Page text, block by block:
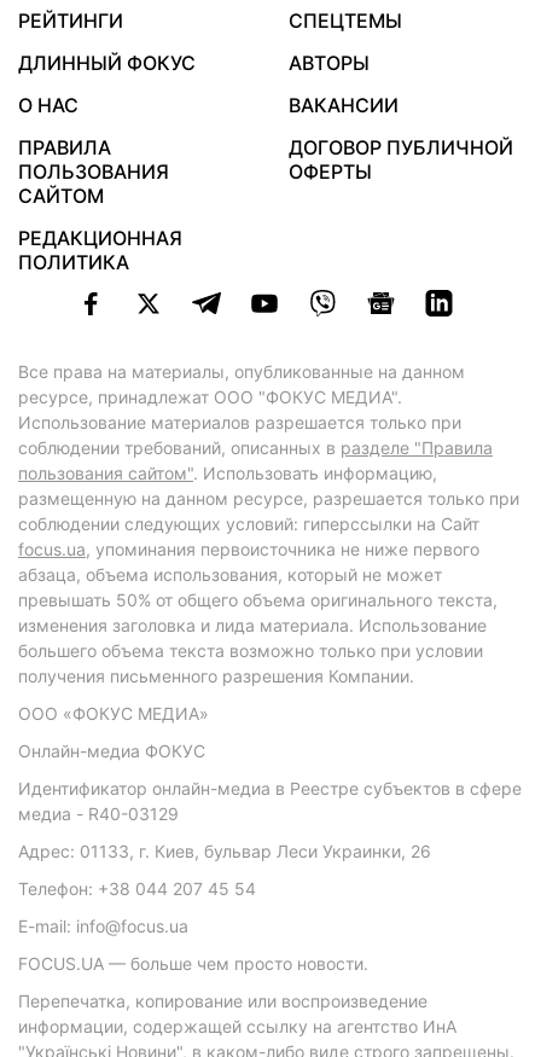
РЕЙТИНГИ
СПЕЦТЕМЫ
ДЛИННЫЙ ФОКУС
АВТОРЫ
О НАС
ВАКАНСИИ
ПРАВИЛА
ПОЛЬЗОВАНИЯ
САЙТОМ
ДОГОВОР ПУБЛИЧНОЙ
ОФЕРТЫ
РЕДАКЦИОННАЯ
ПОЛИТИКА
Все права на материалы, опубликованные на данном
ресурсе, принадлежат ООО "ФОКУС МЕДИА".
Использование материалов разрешается только при
соблюдении требований, описанных в разделе "Правила
пользования сайтом". Использовать информацию,
размещенную на данном ресурсе, разрешается только при
соблюдении следующих условий: гиперссылки на Сайт
focus.ua, упоминания первоисточника не ниже первого
абзаца, объема использования, который не может
превышать 50% от общего объема оригинального текста,
изменения заголовка и лида материала. Использование
большего объема текста возможно только при условии
получения письменного разрешения Компании.
ООО «ФОКУС МЕДИА»
Онлайн-медиа ФОКУС
Идентификатор онлайн-медиа в Реестре субъектов в сфере
медиа - R40-03129
Адрес: 01133, г. Киев, бульвар Леси Украинки, 26
Телефон: +38 044 207 45 54
E-mail: info@focus.ua
FOCUS.UA — больше чем просто новости.
Перепечатка, копирование или воспроизведение
информации, содержащей ссылку на агентство ИнА
"Українські Новини", в каком-либо виде строго запрещены.